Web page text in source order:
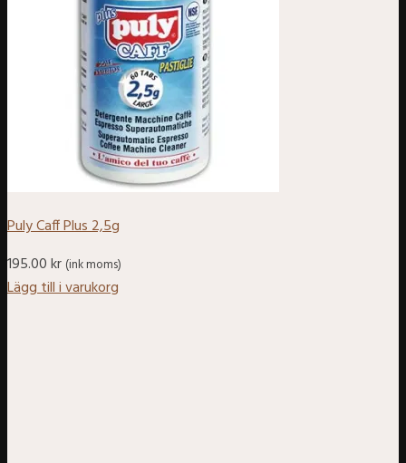
Puly Caff Plus 2,5g
195.00kr (ink moms)
Lägg till i varukorg